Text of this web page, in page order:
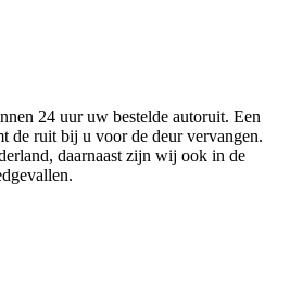
24 uur uw bestelde autoruit. Een
de ruit bij u voor de deur vervangen.
daarnaast zijn wij ook in de